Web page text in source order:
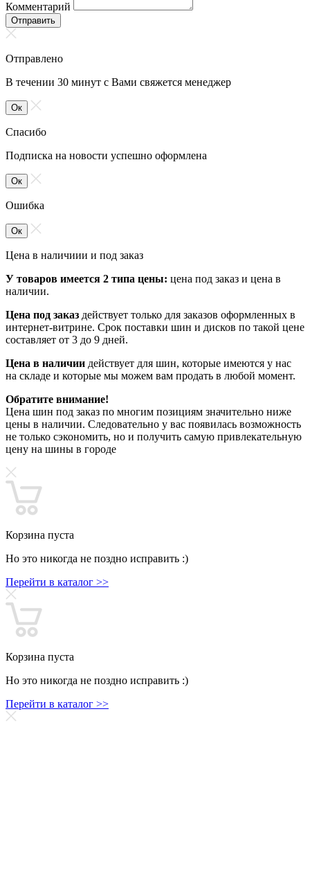
Комментарий
Отправить
Отправлено
В течении 30 минут с Вами свяжется менеджер
Ок
Спасибо
Подписка на новости успешно оформлена
Ок
Ошибка
Ок
Цена в наличиии и под заказ
У товаров имеется 2 типа цены: цена под заказ и цена в
наличии.
Цена под заказ действует только для заказов оформленных в
интернет-витрине. Срок поставки шин и дисков по такой цене
составляет от 3 до 9 дней.
Цена в наличии действует для шин, которые имеются у нас
на складе и которые мы можем вам продать в любой момент.
Обратите внимание!
Цена шин под заказ по многим позициям значительно ниже
цены в наличии. Следовательно у вас появилась возможность
не только сэкономить, но и получить самую привлекательную
цену на шины в городе
Корзина пуста
Но это никогда не поздно исправить :)
Перейти в каталог >>
Корзина пуста
Но это никогда не поздно исправить :)
Перейти в каталог >>